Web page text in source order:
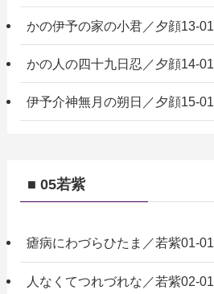
かの伊予の家の小君／夕顔13-01
かの人の四十九日忍／夕顔14-01
伊予介神無月の朔日／夕顔15-01
■ 05若紫
瘧病にわづらひたま／若紫01-01
人なくてつれづれな／若紫02-01